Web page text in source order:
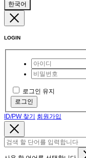
한국어
LOGIN
로그인 유지
로그인
ID/PW 찾기 회원가입